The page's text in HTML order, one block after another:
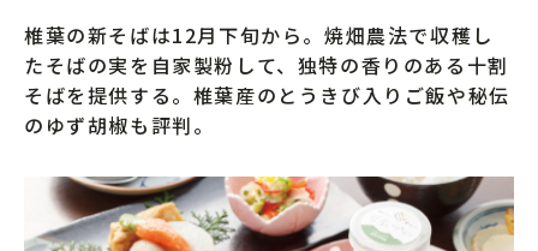
椎葉の新そばは12月下旬から。焼畑農法で収穫し
たそばの実を自家製粉して、独特の香りのある十割
そばを提供する。椎葉産のとうきび入りご飯や秘伝
のゆず胡椒も評判。